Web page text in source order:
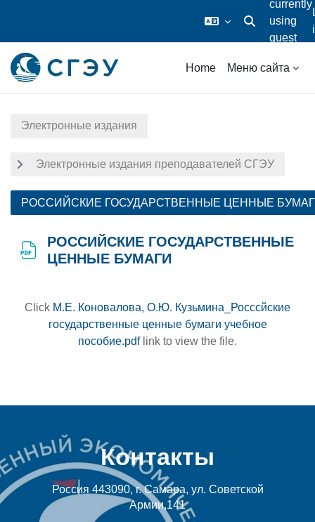
Toggle search
currently
using
guest
Home Меню сайта
Электронные издания
Электронные издания преподавателей СГЭУ
РОССИЙСКИЕ ГОСУДАРСТВЕННЫЕ ЦЕННЫЕ
РОССИЙСКИЕ ГОСУДАРСТВЕННЫЕ
ЦЕННЫЕ БУМАГИ
Click М.Е. Коновалова, О.Ю. Кузьмина_Росссйские
государственные ценные бумаги учебное
пособие.pdflink to view the file.
Контакты
Россия 443090, г. Самара, ул. Советской
Армии,141